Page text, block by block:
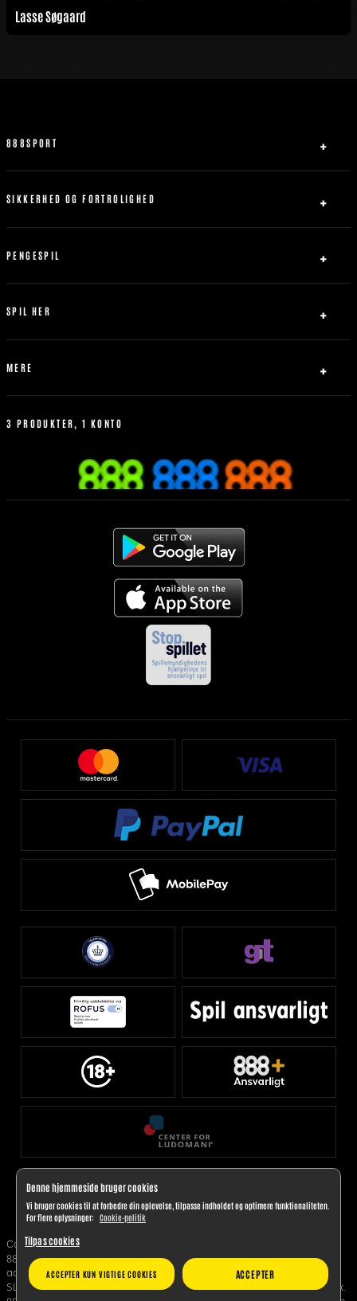
Lasse Søgaard
888SPORT
Om Os
Partner
SIKKERHED OG FORTROLIGHED
Privatlivspolitik
Ansvarligt Spil
Bonus Politik
PENGESPIL
Indbetaling
Udbetaling
SPIL HER
Fodbold
Tennis
MERE
Livespil
Betting Historik
Regler for sportsvæddemål
3 PRODUKTER, 1 KONTO
Copyright 2025. 888 Denmark Limited, registreringsnummer C 91019.
888 Denmark Limited er et selskab med hjemsted på Malta; Kontorets
adresse: Level 7, Tagliaferro Business Centre, 14, High Street, Sliema
SLM 1549, Malta; Kontakt brugersupporten via e-mail:Kontakt@888.dk.
Denne hjemmeside bruger cookies
Vi bruger cookies til at forbedre din oplevelse, tilpasse indholdet og optimere funktionaliteten.
For flere oplysninger:
Cookie-politik
Tilpas cookies
ACCEPTER KUN VIGTIGE COOKIES ACCEPTER